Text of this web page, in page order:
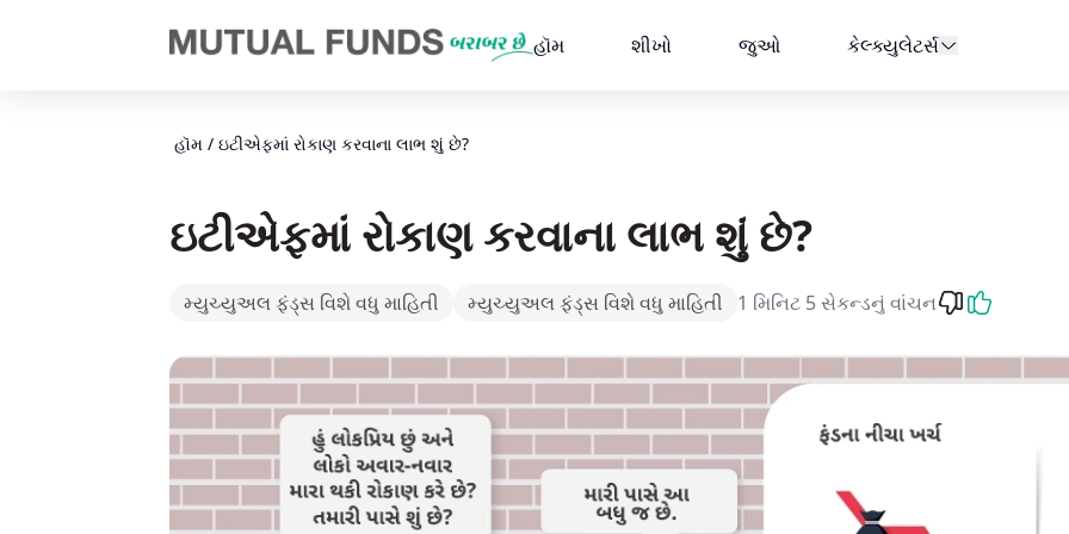
હૉમ
શીખો જુઓ કેલ્ક્યુલેટર્સ
હૉમ / ઇટીએફમાં રોકાણ કરવાના લાભ શું છે?
ઇટીએફમાં રોકાણ કરવાના લાભ શું છે?
મ્યુચ્યુઅલ ફંડ્સ વિશે વધુ માહિતી મ્યુચ્યુઅલ ફંડ્સ વિશે વધુ માહિતી 1 મિનિટ 5 સેકન્ડનું વાંચન